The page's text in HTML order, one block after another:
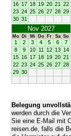
16 17 18 19 20 21 22
23 24 25 26 27 28 29
30 31
Nov 2027
Mo Di Mi Do Fr Sa So
1 2 3 4 5 6
7
8
9 10 11 12 13 14
15 16 17 18 19 20 21
22 23 24 25 26 27 28
29 30
Belegung
werden durch die
Sie eine E-Mail mit
reisen.de, falls die